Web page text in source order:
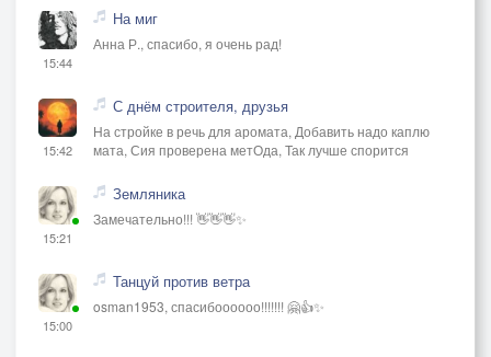
15:44
На миг
Анна Р., спасибо, я очень рад!
15:42
С днём строителя, друзья
На стройке в речь для аромата, Добавить надо каплю
мата, Сия проверена метОда, Так лучше спорится
15:21
Земляника
Замечательно!!! 👋👋👋✨
15:00
Танцуй против ветра
osman1953, спасибоооооо!!!!!!! 🤗👍✨